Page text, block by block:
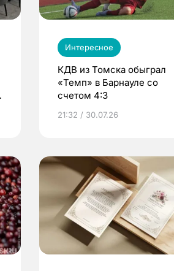
Интересное
КДВ из Томска обыграл
«Темп» в Барнауле со
счетом 4:3
21:32 / 30.07.26